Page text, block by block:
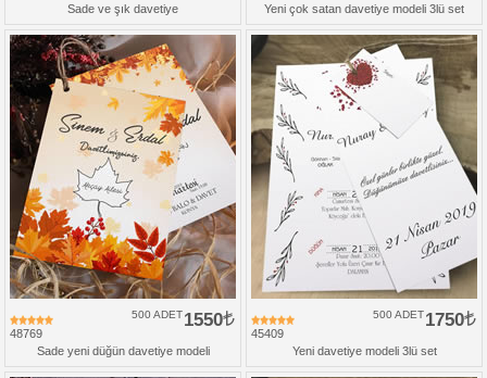
Sade ve şık davetiye Yeni çok satan davetiye modeli 3lü set
48769
1550
500 ADET
Sade yeni düğün davetiye modeli
45409
1750
500 ADET
Yeni davetiye modeli 3lü set